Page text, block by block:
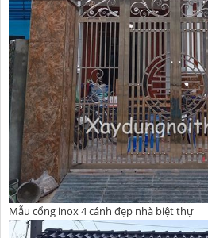
Mẫu cổng inox 4 cánh đẹp nhà biệt thự